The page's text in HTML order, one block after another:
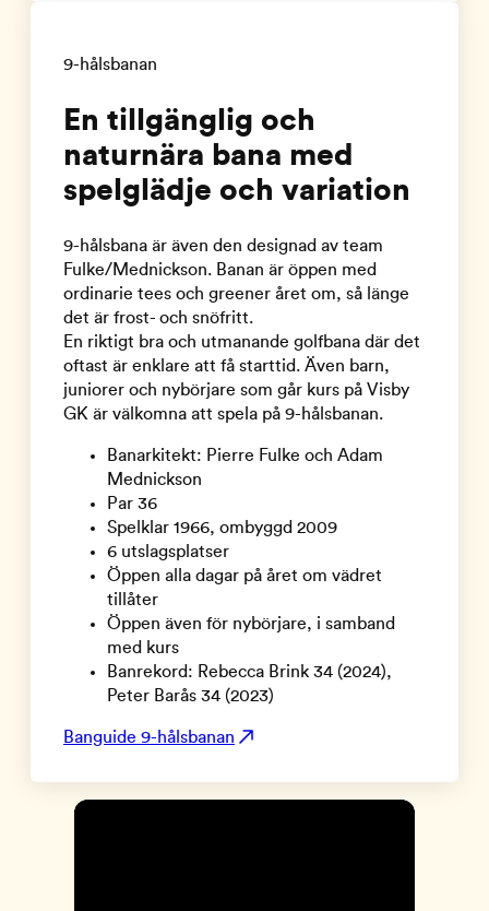
9-hålsbanan
En tillgänglig och
naturnära bana med
spelglädje och variation
9-hålsbana är även den designad av team
Fulke/Mednickson. Banan är öppen med
ordinarie tees och greener året om, så länge
det är frost- och snöfritt.
En riktigt bra och utmanande golfbana där det
oftast är enklare att få starttid. Även barn,
juniorer och nybörjare som går kurs på Visby
GK är välkomna att spela på 9-hålsbanan.
Banarkitekt: Pierre Fulke och Adam
Mednickson
Par 36
Spelklar 1966, ombyggd 2009
6 utslagsplatser
Öppen alla dagar på året om vädret
tillåter
Öppen även för nybörjare, i samband
med kurs
Banrekord: Rebecca Brink 34 (2024),
Peter Barås 34 (2023)
Banguide 9-hålsbanan